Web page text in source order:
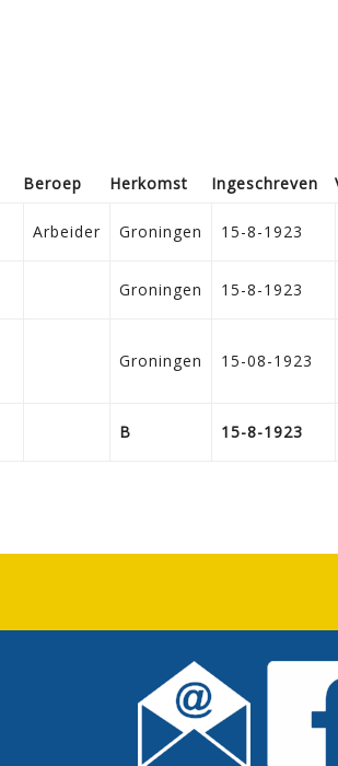
Beroep Herkomst Ingeschreven
Arbeider Groningen 15-8-1923
Groningen 15-8-1923
Groningen 15-08-1923
B 15-8-1923